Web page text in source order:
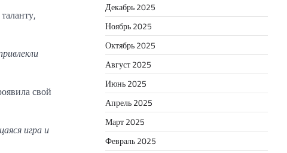
свой
игра и
Декабрь 2025
Ноябрь 2025
Октябрь 2025
Август 2025
Июнь 2025
Апрель 2025
Март 2025
Февраль 2025